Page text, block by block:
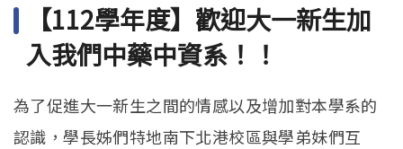
Open submenu (相關資源)
相關資源
【112學年度】歡迎大一新生加
入我們中藥中資系！！
為了促進大一新生之間的情感以及增加對本學系的
認識，學長姊們特地南下北港校區與學弟妹們互